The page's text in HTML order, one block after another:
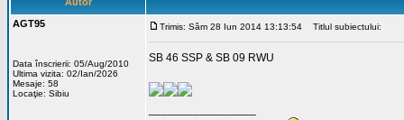
AGT95
Data înscrierii: 05/Aug/2010
Ultima vizita: 02/Ian/2026
Mesaje: 58
Locaţie: Sibiu
Trimis: Sâm 28 Iun 2014 13:13:54 Titlul subiectului:
SB 46 SSP & SB 09 RWU